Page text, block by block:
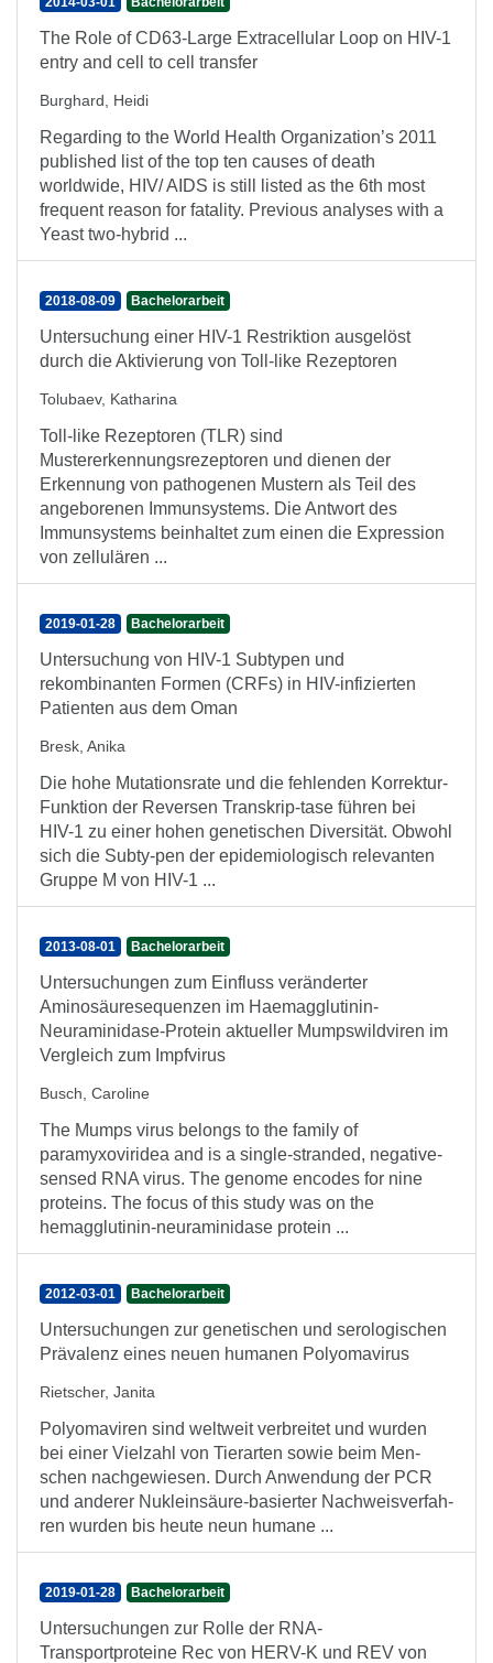
The Role of CD63-Large Extracellular Loop on HIV-1
entry and cell to cell transfer
Burghard, Heidi
Regarding to the World Health Organization’s 2011
published list of the top ten causes of death
worldwide, HIV/ AIDS is still listed as the 6th most
frequent reason for fatality. Previous analyses with a
Yeast two-hybrid ...
2018-08-09 Bachelorarbeit
Untersuchung einer HIV-1 Restriktion ausgelöst
durch die Aktivierung von Toll-like Rezeptoren
Tolubaev, Katharina
Toll-like Rezeptoren (TLR) sind
Mustererkennungsrezeptoren und dienen der
Erkennung von pathogenen Mustern als Teil des
angeborenen Immunsystems. Die Antwort des
Immunsystems beinhaltet zum einen die Expression
von zellulären ...
2019-01-28 Bachelorarbeit
Untersuchung von HIV-1 Subtypen und
rekombinanten Formen (CRFs) in HIV-infizierten
Patienten aus dem Oman
Bresk, Anika
Die hohe Mutationsrate und die fehlenden Korrektur-
Funktion der Reversen Transkrip-tase führen bei
HIV-1 zu einer hohen genetischen Diversität. Obwohl
sich die Subty-pen der epidemiologisch relevanten
Gruppe M von HIV-1 ...
2013-08-01 Bachelorarbeit
Untersuchungen zum Einfluss veränderter
Aminosäuresequenzen im Haemagglutinin-
Neuraminidase-Protein aktueller Mumpswildviren im
Vergleich zum Impfvirus
Busch, Caroline
The Mumps virus belongs to the family of
paramyxoviridea and is a single-stranded, negative-
sensed RNA virus. The genome encodes for nine
proteins. The focus of this study was on the
hemagglutinin-neuraminidase protein ...
2012-03-01 Bachelorarbeit
Untersuchungen zur genetischen und serologischen
Prävalenz eines neuen humanen Polyomavirus
Rietscher, Janita
Polyomaviren sind weltweit verbreitet und wurden
bei einer Vielzahl von Tierarten sowie beim Men-
schen nachgewiesen. Durch Anwendung der PCR
und anderer Nukleinsäure-basierter Nachweisverfah-
ren wurden bis heute neun humane ...
2019-01-28 Bachelorarbeit
Untersuchungen zur Rolle der RNA-
Transportproteine Rec von HERV-K und REV von